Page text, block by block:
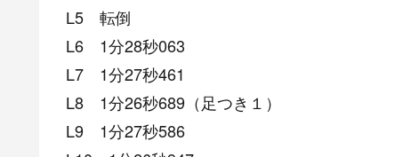
L5 転倒
L6 1分28秒063
L7 1分27秒461
L8 1分26秒689（足つき１）
L9 1分27秒586